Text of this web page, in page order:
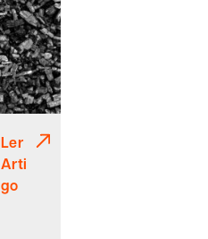
Ler
Arti
go